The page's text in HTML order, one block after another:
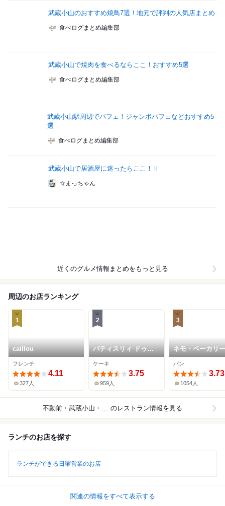
武蔵小山のおすすめ焼鳥7選！地元で評判の人気店まとめ
食べログまとめ編集部
武蔵小山で焼肉を食べるならここ！おすすめ5選
食べログまとめ編集部
武蔵小山駅周辺でパフェ！ジャンボパフェなどおすすめ5
選
食べログまとめ編集部
武蔵小山で居酒屋に迷ったらここ！Ⅱ
☆まっちゃん
近くのグルメ情報まとめをもっと見る
周辺のお店ランキング
1
caillou
フレンチ
4.11
327人
2
パティスリィ ドゥ・
ボン・クーフゥ 武蔵
小山本店
ケーキ
3.75
959人
3
ネモ・ベーカリ
フェ 武蔵小山 本
パン
3.73
1054人
不動前・武蔵小山・西小山 のレストラン情報を見る
ランチのお店を探す
ランチができる日曜営業のお店
関連の情報をすべて表示する